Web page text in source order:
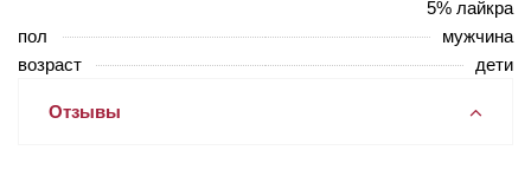
5% лайкра
пол
мужчина
возраст
дети
Отзывы